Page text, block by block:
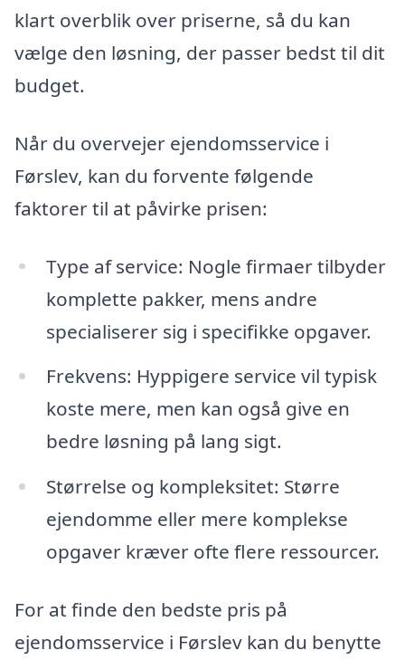
klart overblik over priserne, så du kan
vælge den løsning, der passer bedst til dit
budget.
Når du overvejer ejendomsservice i
Førslev, kan du forvente følgende
faktorer til at påvirke prisen:
Type af service: Nogle firmaer tilbyder
komplette pakker, mens andre
specialiserer sig i specifikke opgaver.
Frekvens: Hyppigere service vil typisk
koste mere, men kan også give en
bedre løsning på lang sigt.
Størrelse og kompleksitet: Større
ejendomme eller mere komplekse
opgaver kræver ofte flere ressourcer.
For at finde den bedste pris på
ejendomsservice i Førslev kan du benytte